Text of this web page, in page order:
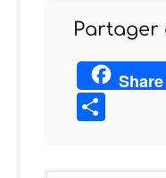
Partager
Share